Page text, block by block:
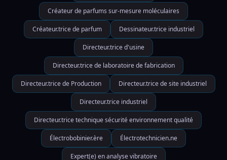
Créateur de parfums sur-mesure moléculaires
Créateur.trice de parfum Dessinateur.trice industriel
Directeur.trice d'usine
Directeur.trice de laboratoire de fabrication
Directeur.trice de Production Directeur.trice de site industriel
Directeur.trice industriel
Directeur.trice technique sécurité environnement qualité
Électrobobinier.ère Électrotechnicien.ne
Expert(e) en analyse vibratoire